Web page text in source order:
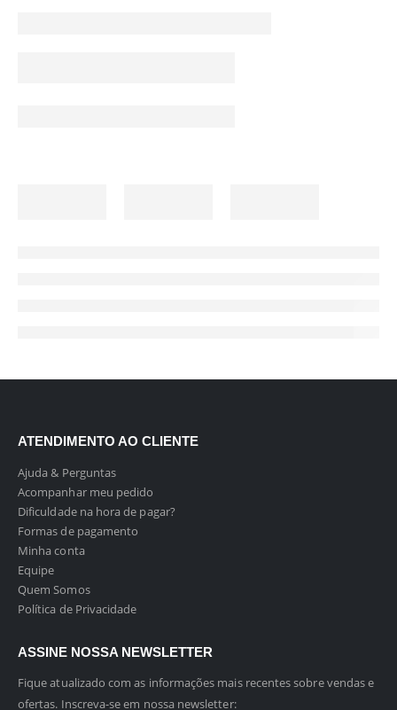
ATENDIMENTO AO CLIENTE
Ajuda & Perguntas
Acompanhar meu pedido
Dificuldade na hora de pagar?
Formas de pagamento
Minha conta
Equipe
Quem Somos
Política de Privacidade
ASSINE NOSSA NEWSLETTER
Fique atualizado com as informações mais recentes sobre vendas e
ofertas. Inscreva-se em nossa newsletter: